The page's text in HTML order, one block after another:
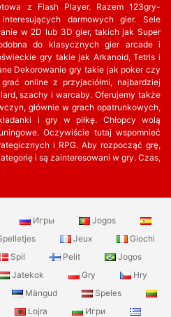
z Flash Player. Razem 123gry-
darmowych gier. Sele
w 2D lub 3D gier, takich jak Super
do klasycznych gier arcade i
gry takie jak Arkanoid, Tetris i
Dekorowanie gry takie jak poker czy
online z przyjaciółmi, najbardziej
szachy i warcaby. Oferujemy także
głównie w grach opatrunkowych,
i gry w piłkę. Chłopcy wolą
Oczywiście tutaj wspomnieć
i RPG. Aby rozpocząć grę,
i są zainteresowani w gry. Czas,
Игры
Jogos
Jeux
Giochi
Spil Pelit
Jogos
Jatekok Gry
Hry
Mängud
Speles
Lojra Игри